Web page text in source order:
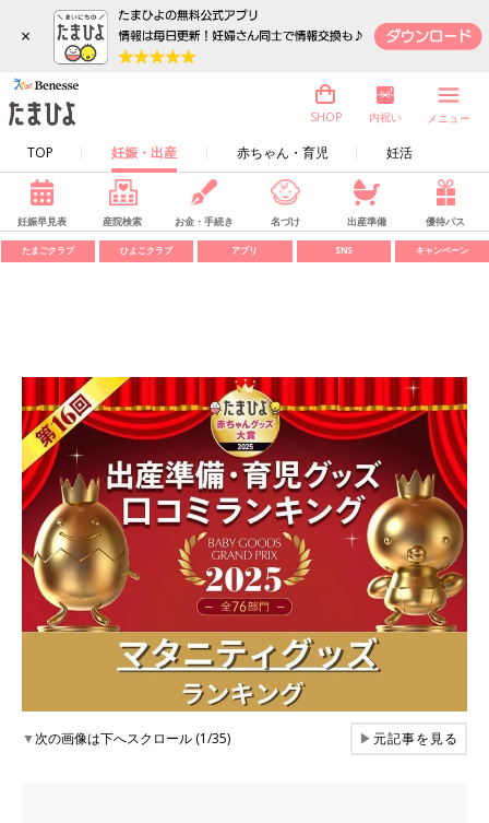
×
TOP 妊娠・出産 赤ちゃん・育児 妊活
SHOP 内祝い メニュー
妊娠早見表 産院検索 お金・手続き 名づけ 出産準備 優待パス
たまごクラブ ひよこクラブ アプリ SNS キャンペーン
▼次の画像は下へスクロール (1/35) ▶元記事を見る